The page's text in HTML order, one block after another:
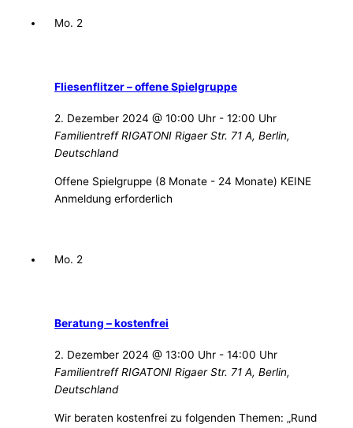
Mo. 2
Fliesenflitzer – offene Spielgruppe
2. Dezember 2024 @ 10:00 Uhr -12:00 Uhr
Familientreff RIGATONIRigaer Str. 71 A, Berlin,
Deutschland
Offene Spielgruppe (8 Monate - 24 Monate) KEINE
Anmeldung erforderlich
Mo. 2
Beratung – kostenfrei
2. Dezember 2024 @ 13:00 Uhr -14:00 Uhr
Familientreff RIGATONIRigaer Str. 71 A, Berlin,
Deutschland
Wir beraten kostenfrei zu folgenden Themen: „Rund